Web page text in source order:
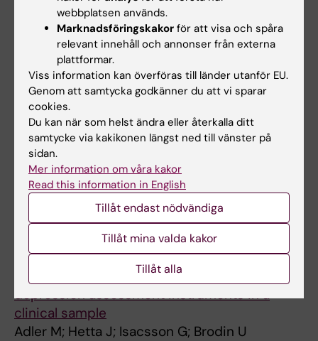
Neurodevelopmental Outcome of Children
Exposed to Maternal Illness with or without
Lithium during Pregnancy
Forsberg L; Berglund G; Navér L; Ljungdahl M;
Adler M; Wide K
Alla författare
ARTICLE:INTERNATIONAL JOURNAL OF
PSYCHIATRY IN CLINICAL PRACTICE.
2012;16(3):170-177
Symptoms and treatment of bipolar patients
in Sweden
Adler M; Backlund L; Edman G; Osby U
BMC MEDICAL RESEARCH
METHODOLOGY.2012;12:84
An item response theory evaluation of three
depression assessment instruments in a
clinical sample
Adler M; Hetta J; Isacsson G; Brodin U
webbplatsen används.
Marknadsföringskakor för att visa och spåra
relevant innehåll och annonser från externa
plattformar.
Viss information kan överföras till länder utanför EU.
Genom att samtycka godkänner du att vi sparar
cookies.
Du kan när som helst ändra eller återkalla ditt
samtycke via kakikonen längst ned till vänster på
sidan.
Mer information om våra kakor
Read this information in English
Tillåt endast nödvändiga
Tillåt mina valda kakor
Tillåt alla